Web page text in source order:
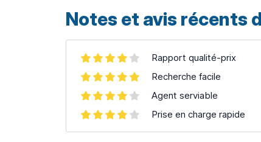
Notes et avis récents
Rapport qualité-prix
Recherche facile
Agent serviable
Prise en charge rapide